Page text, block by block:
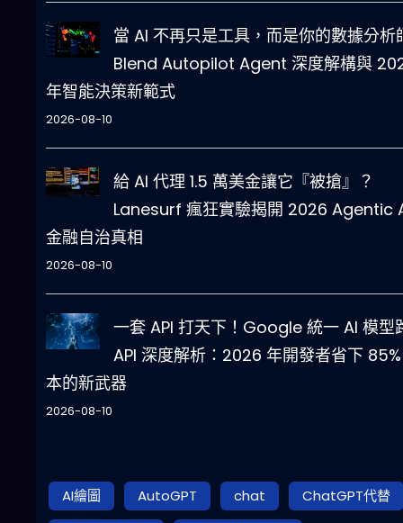
當 AI 不再只是工具，而是你的數據分析
Blend Autopilot Agent 深度解構與
年智能決策新範式
2026-08-10
給 AI 代理 1.5 萬美金讓它『被搶』？
Lanesurf 瘋狂實驗揭開 2026 Agentic
金融自治真相
2026-08-10
一套 API 打天下！Google 統一 AI 模型
API 深度解析：2026 年開發者省下
本的新武器
2026-08-10
AI繪圖 AutoGPT chat
ChatGPT代替